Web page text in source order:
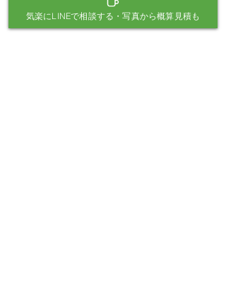
倉敷・岡山・総社・早島町 限定
気楽にLINEで相談する・写真から概算見積も